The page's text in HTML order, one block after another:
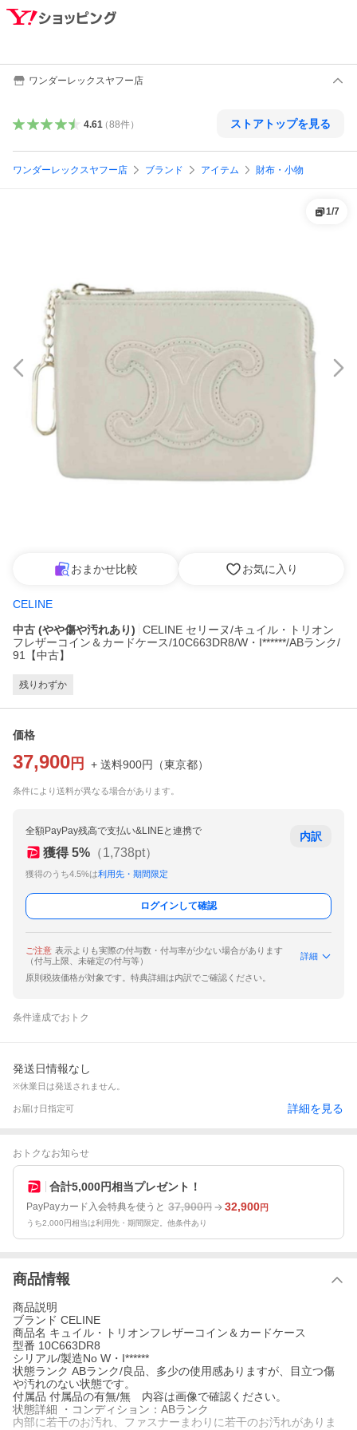
ワンダーレックスヤフー店
4.61（88件） ストアトップを見る
ワンダーレックスヤフー店 ブランド アイテム 財布・小物
1/7
おまかせ比較 お気に入り
CELINE
中古 (やや傷や汚れあり)
CELINE セリーヌ/キュイル・トリオン
フレザーコイン＆カードケース/10C663DR8/W・I******/ABランク/
91【中古】
残りわずか
価格
37,900 円 + 送料900円 （東京都）
条件により送料が異なる場合があります。
全額PayPay残高で支払い&LINEと連携で
獲得 5% （1,738pt）
獲得のうち4.5%は利用先・期間限定
内訳
ログインして確認
ご注意 表示よりも実際の付与数・付与率が少ない場合があります
（付与上限、未確定の付与等）
詳細
原則税抜価格が対象です。特典詳細は内訳でご確認ください。
条件達成でおトク
発送日情報なし
※休業日は発送されません。
お届け日指定可 詳細を見る
おトクなお知らせ
合計5,000円相当プレゼント！
PayPayカード入会特典を使うと 37,900円 32,900円
うち2,000円相当は利用先・期間限定。他条件あり
商品情報
商品説明
ブランド CELINE
商品名 キュイル・トリオンフレザーコイン＆カードケース
型番 10C663DR8
シリアル/製造No W・I******
状態ランク ABランク/良品、多少の使用感ありますが、目立つ傷
や汚れのない状態です。
付属品 付属品の有無/無 内容は画像で確認ください。
状態詳細 ・コンディション：ABランク
内部に若干のお汚れ、ファスナーまわりに若干のお汚れがありま